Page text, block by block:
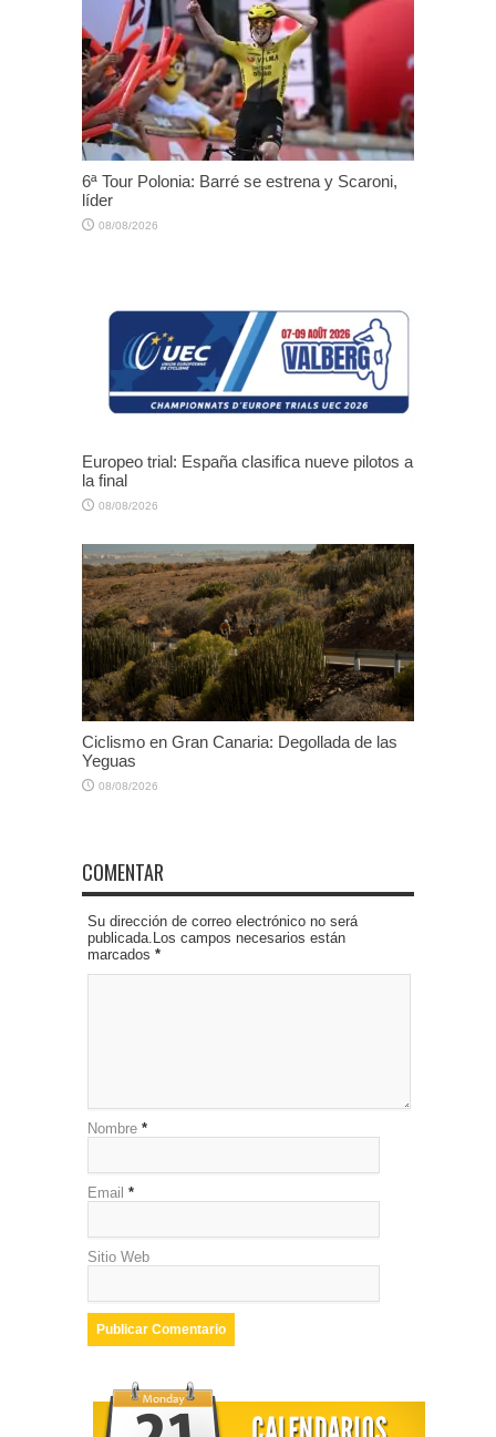
6ª Tour Polonia: Barré se estrena y Scaroni,
líder
08/08/2026
Europeo trial: España clasifica nueve pilotos a
la final
08/08/2026
Ciclismo en Gran Canaria: Degollada de las
Yeguas
08/08/2026
COMENTAR
Su dirección de correo electrónico no será
publicada.Los campos necesarios están
marcados *
Nombre *
Email *
Sitio Web